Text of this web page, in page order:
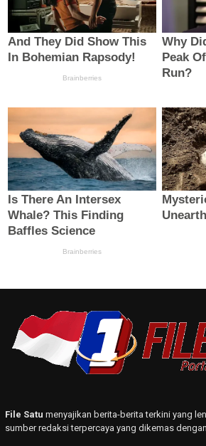
File Satu menyajikan berita-berita terkini yang
sumber redaksi terpercaya yang dikemas